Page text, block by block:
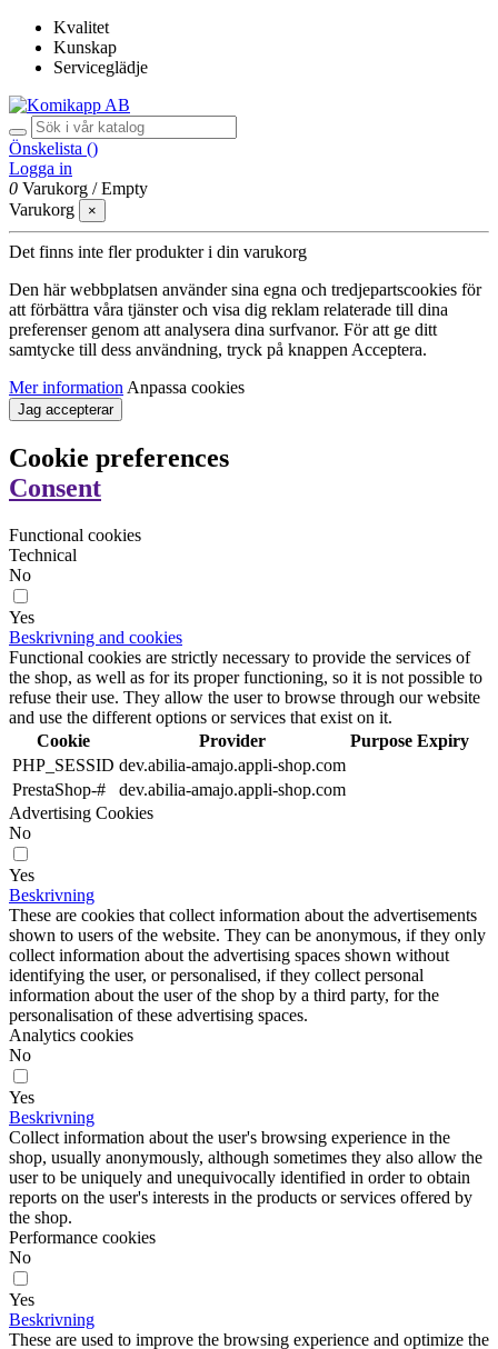
Kvalitet
Kunskap
Serviceglädje
Önskelista ()
Logga in
0 Varukorg /Empty
Varukorg
×
Det finns inte fler produkter i din varukorg
Den här webbplatsen använder sina egna och tredjepartscookies för
att förbättra våra tjänster och visa dig reklam relaterade till dina
preferenser genom att analysera dina surfvanor. För att ge ditt
samtycke till dess användning, tryck på knappen Acceptera.
Mer information Anpassa cookies
Jag accepterar
Cookie preferences
Consent
Functional cookies
Technical
No
Yes
Beskrivning and cookies
Functional cookies are strictly necessary to provide the services of
the shop, as well as for its proper functioning, so it is not possible to
refuse their use. They allow the user to browse through our website
and use the different options or services that exist on it.
Cookie
Provider Purpose Expiry
PHP_SESSID dev.abilia-amajo.appli-shop.com
PrestaShop-#
dev.abilia-amajo.appli-shop.com
Advertising Cookies
No
Yes
Beskrivning
These are cookies that collect information about the advertisements
shown to users of the website. They can be anonymous, if they only
collect information about the advertising spaces shown without
identifying the user, or personalised, if they collect personal
information about the user of the shop by a third party, for the
personalisation of these advertising spaces.
Analytics cookies
No
Yes
Beskrivning
Collect information about the user's browsing experience in the
shop, usually anonymously, although sometimes they also allow the
user to be uniquely and unequivocally identified in order to obtain
reports on the user's interests in the products or services offered by
the shop.
Performance cookies
No
Yes
Beskrivning
These are used to improve the browsing experience and optimize the